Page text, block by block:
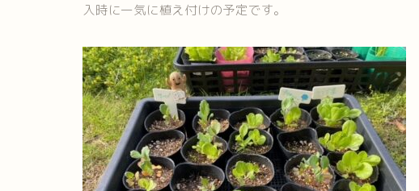
入時に一気に植え付けの予定です。